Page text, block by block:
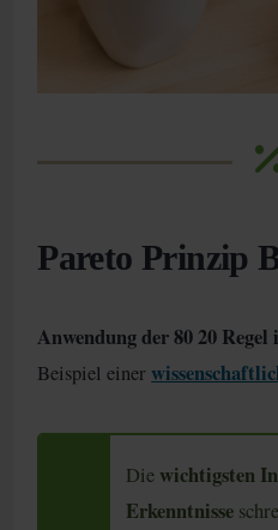
Pareto Prinzip
Anwendung der 80 20
Beispiel einer
Die wichtigsten
Erkenntnisse